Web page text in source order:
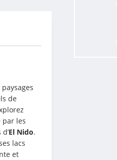
par les
El Nido.
lacs
et